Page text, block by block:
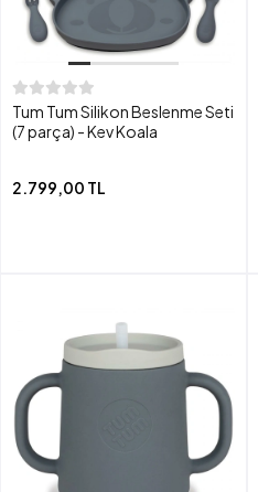
Tum Tum Silikon Beslenme Seti
(7 parça) - Kev Koala
2.799,00 TL